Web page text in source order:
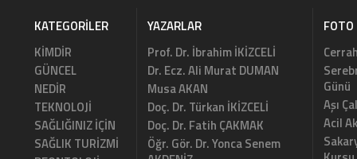
KATEGORILER
KİMDİR
GÜNCEL
NEDİR
TEKNOLOJİ
SAĞLIĞINIZ İÇİN
SAĞLIK TURİZMİ
YAZARLAR
Prof. Dr. İbrahim İKİZCELİ
Dr. Ecz. Ali Murat DUMAN
Musa AKAN
Doç. Dr. Türkan İKİZCELİ
Doç. Dr. Fatih ÇAKMAK
Öğr. Gör. Dr. Yonca Senem
FOTO
Günü
Aşı
Acil